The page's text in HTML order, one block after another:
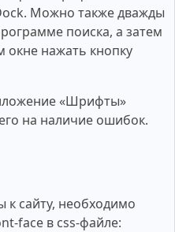
Можно также дважды
поиска, а затем
окне нажать кнопку
«Шрифты»
на наличие ошибок.
сайту, необходимо
face в css-файле: